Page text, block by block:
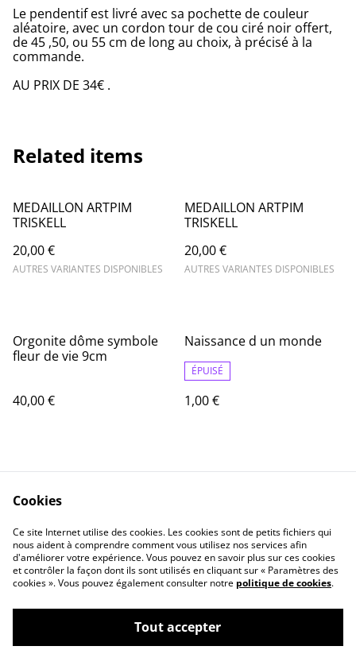
Le pendentif est livré avec sa pochette de couleur
aléatoire, avec un cordon tour de cou ciré noir offert,
de 45 ,50, ou 55 cm de long au choix, à précisé à la
commande.
AU PRIX DE 34€ .
Related items
MEDAILLON ARTPIM
TRISKELL
20,00 €
AUTRES VARIANTES DISPONIBLES
MEDAILLON ARTPIM
TRISKELL
20,00 €
AUTRES VARIANTES DISPONIBLES
Orgonite dôme symbole
fleur de vie 9cm
40,00 €
Naissance d un monde
ÉPUISÉ
1,00 €
Contact
Informations Légale
politique de
confidentialité
Cookie
Cookies
Ce site Internet utilise des cookies. Les cookies sont de petits fichiers qui
nous aident à comprendre comment vous utilisez nos services afin
d'améliorer votre expérience. Vous pouvez en savoir plus sur ces cookies
et contrôler la façon dont ils sont utilisés en cliquant sur « Paramètres des
cookies ». Vous pouvez également consulter notre politique de cookies.
Tout accepter